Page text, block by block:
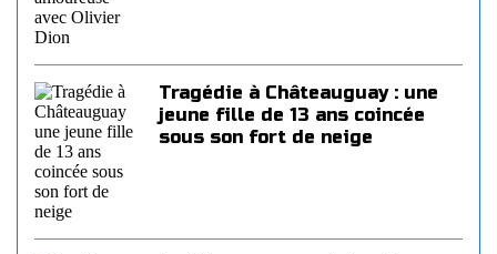
Tragédie à Châteauguay : une
jeune fille de 13 ans coincée
sous son fort de neige